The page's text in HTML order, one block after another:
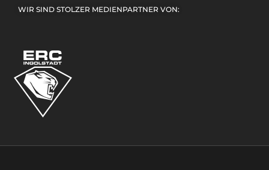
WIR SIND STOLZER MEDIENPARTNER VON: